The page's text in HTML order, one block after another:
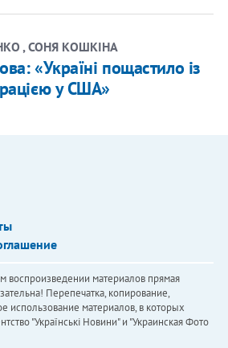
, СОНЯ КОШКІНА
«Україні пощастило із
у США»
воспроизведении материалов прямая
Перепечатка, копирование,
использование материалов, в которых
"Українськi Новини" и "Украинская Фото